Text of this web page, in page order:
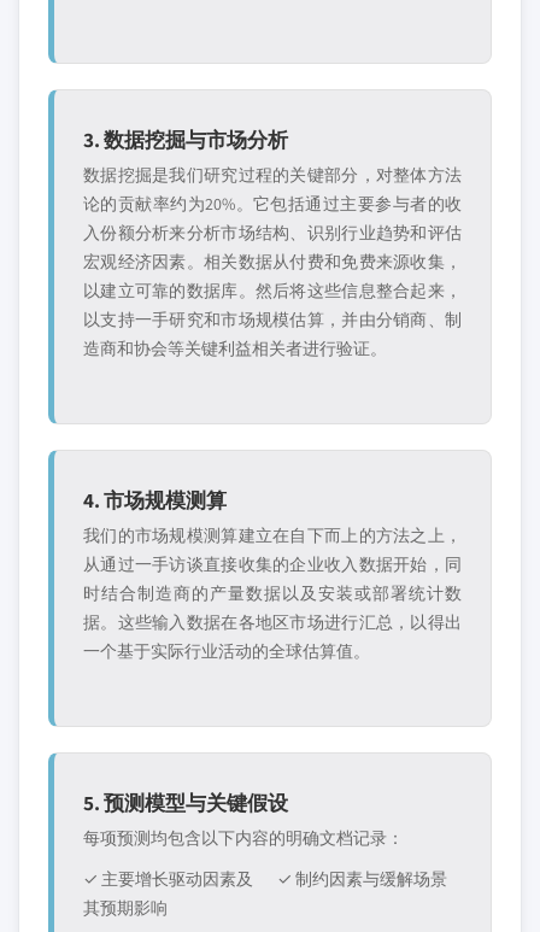
3. 数据挖掘与市场分析
数据挖掘是我们研究过程的关键部分，对整体方法
论的贡献率约为20%。它包括通过主要参与者的收
入份额分析来分析市场结构、识别行业趋势和评估
宏观经济因素。相关数据从付费和免费来源收集，
以建立可靠的数据库。然后将这些信息整合起来，
以支持一手研究和市场规模估算，并由分销商、制
造商和协会等关键利益相关者进行验证。
4. 市场规模测算
我们的市场规模测算建立在自下而上的方法之上，
从通过一手访谈直接收集的企业收入数据开始，同
时结合制造商的产量数据以及安装或部署统计数
据。这些输入数据在各地区市场进行汇总，以得出
一个基于实际行业活动的全球估算值。
5. 预测模型与关键假设
每项预测均包含以下内容的明确文档记录：
✓ 主要增长驱动因素及
其预期影响
✓ 制约因素与缓解场景